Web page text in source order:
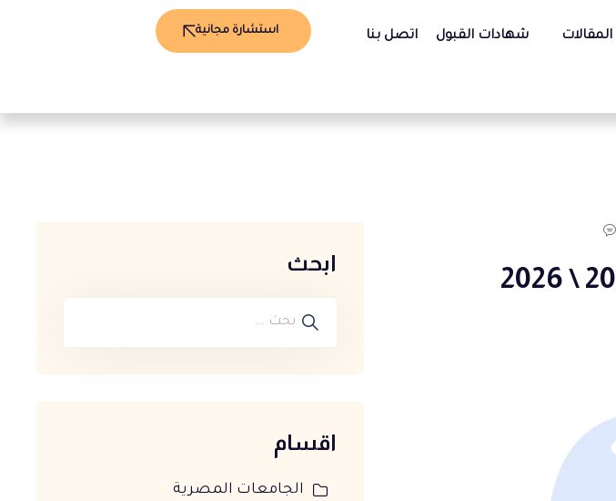
المقالات شهادات القبول اتصل بنا استشارة مجانية
ابحث
اقسام
الجامعات المصرية